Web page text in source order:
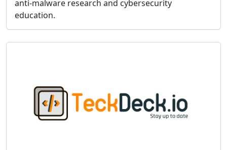
anti-malware research and cybersecurity
education.